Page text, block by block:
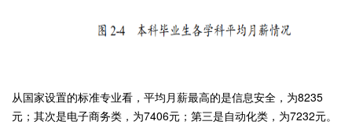
从国家设置的标准专业看，平均月薪最高的是信息安全，为8235
元；其次是电子商务类，为7406元；第三是自动化类，为7232元。